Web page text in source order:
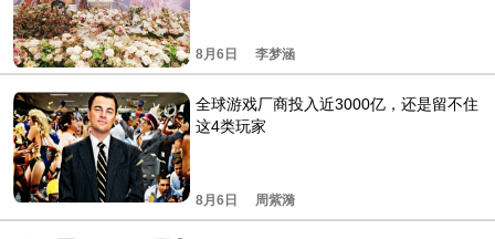
8月6日 李梦涵
全球游戏厂商投入近3000亿，还是留不住
这4类玩家
8月6日 周紫漪